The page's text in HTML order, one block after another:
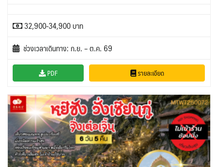
32,900-34,900 บาท
ช่วงเวลาเดินทาง: ก.ย. – ต.ค. 69
PDF รายละเอียด